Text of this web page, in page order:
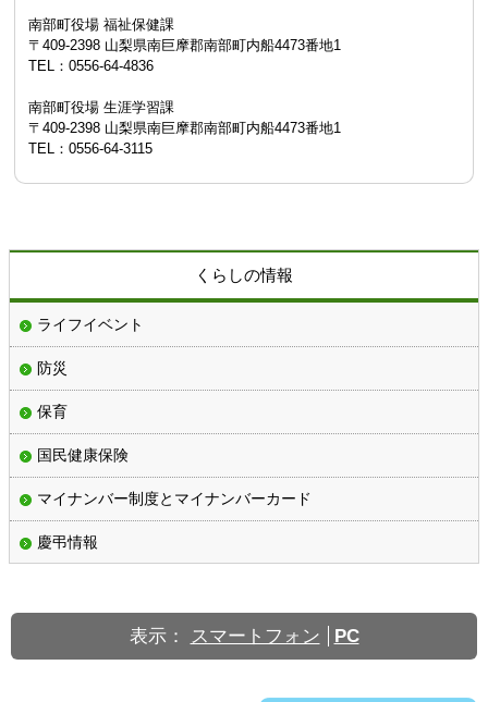
南部町役場 福祉保健課
〒409-2398 山梨県南巨摩郡南部町内船4473番地1
TEL：0556-64-4836
南部町役場 生涯学習課
〒409-2398 山梨県南巨摩郡南部町内船4473番地1
TEL：0556-64-3115
くらしの情報
ライフイベント
防災
保育
国民健康保険
マイナンバー制度とマイナンバーカード
慶弔情報
表示： スマートフォン PC